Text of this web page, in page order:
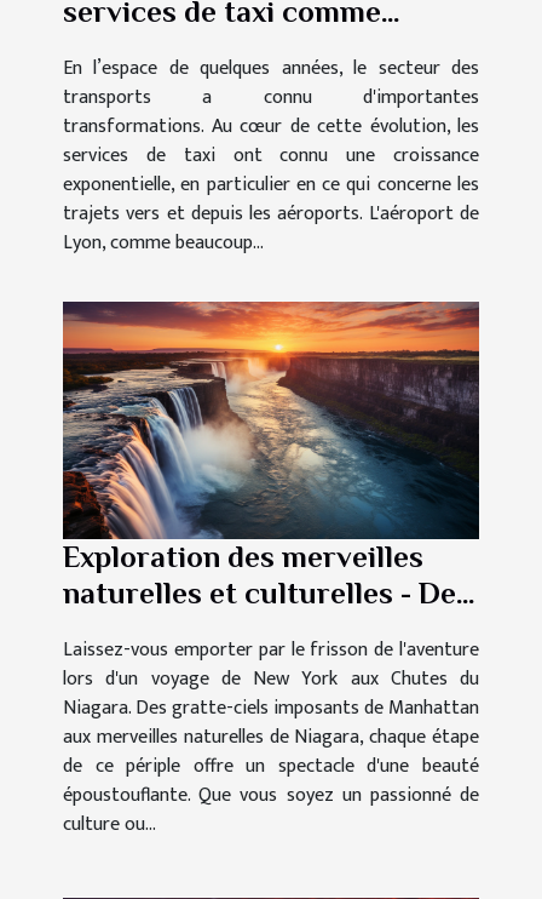
services de taxi comme
Lyon
En l’espace de quelques années, le secteur des
transports a connu d'importantes
transformations. Au cœur de cette évolution, les
services de taxi ont connu une croissance
exponentielle, en particulier en ce qui concerne les
trajets vers et depuis les aéroports. L'aéroport de
Lyon, comme beaucoup...
Exploration des merveilles
naturelles et culturelles - De
Niagara
Laissez-vous emporter par le frisson de l'aventure
lors d'un voyage de New York aux Chutes du
Niagara. Des gratte-ciels imposants de Manhattan
aux merveilles naturelles de Niagara, chaque étape
de ce périple offre un spectacle d'une beauté
époustouflante. Que vous soyez un passionné de
culture ou...